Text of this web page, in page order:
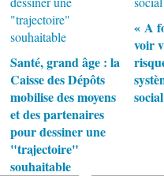
Santé, grand âge : la
Caisse des Dépôts
mobilise des moyens
et des partenaires
pour dessiner une
"trajectoire"
souhaitable
« A
voir